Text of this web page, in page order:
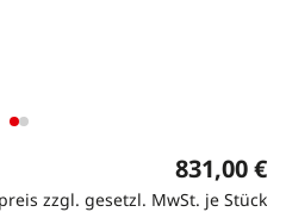
831,00 €
zzgl. gesetzl. MwSt. je Stück